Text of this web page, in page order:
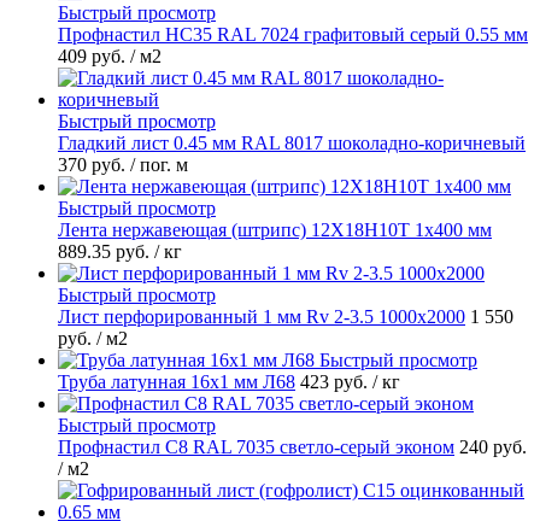
Быстрый просмотр
Профнастил НС35 RAL 7024 графитовый серый 0.55 мм
409 руб. / м2
Быстрый просмотр
Гладкий лист 0.45 мм RAL 8017 шоколадно-коричневый
370 руб. / пог. м
Быстрый просмотр
Лента нержавеющая (штрипс) 12Х18Н10Т 1х400 мм
889.35 руб. / кг
Быстрый просмотр
Лист перфорированный 1 мм Rv 2-3.5 1000х2000 1 550
руб. / м2
Быстрый просмотр
Труба латунная 16х1 мм Л68 423 руб. / кг
Быстрый просмотр
Профнастил С8 RAL 7035 светло-серый эконом 240 руб.
/ м2